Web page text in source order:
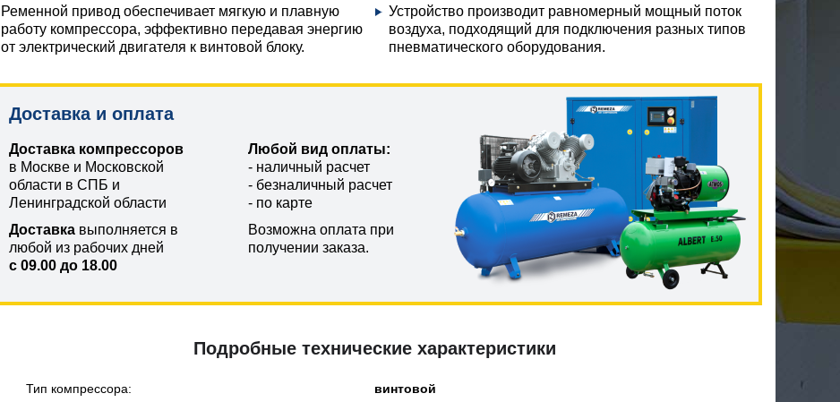
Ременной привод обеспечивает мягкую и плавную
работу компрессора, эффективно передавая энергию
от электрический двигателя к винтовой блоку.
Устройство производит равномерный мощный поток
воздуха, подходящий для подключения разных типов
пневматического оборудования.
Доставка и оплата
Доставка компрессоров
в Москве и Московской
области в СПБ и
Ленинградской области
Доставка выполняется в
любой из рабочих дней
с 09.00 до 18.00
Любой вид оплаты:
- наличный расчет
- безналичный расчет
- по карте
Возможна оплата при
получении заказа.
Подробные технические характеристики
Тип компрессора: винтовой